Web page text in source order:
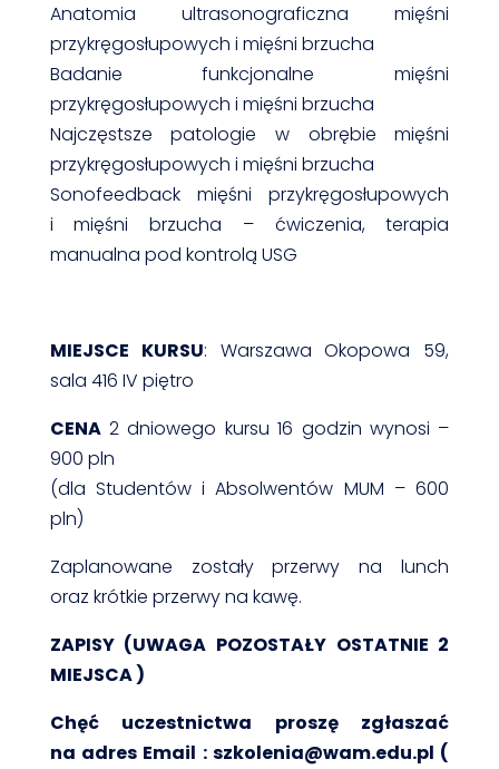
Anatomia ultrasonograficzna mięśni
przykręgosłupowych i mięśni brzucha
Badanie funkcjonalne mięśni
przykręgosłupowych i mięśni brzucha
Najczęstsze patologie w obrębie mięśni
przykręgosłupowych i mięśni brzucha
Sonofeedback mięśni przykręgosłupowych
i mięśni brzucha – ćwiczenia, terapia
manualna pod kontrolą USG
MIEJSCE KURSU: Warszawa Okopowa 59,
sala 416 IV piętro
CENA2 dniowego kursu 16 godzin wynosi –
900 pln
(dla Studentów i Absolwentów MUM – 600
pln)
Zaplanowane zostały przerwy na lunch
oraz krótkie przerwy na kawę.
ZAPISY (UWAGA POZOSTAŁY OSTATNIE 2
MIEJSCA )
Chęć uczestnictwa proszę zgłaszać
na adres Email : szkolenia@wam.edu.pl (